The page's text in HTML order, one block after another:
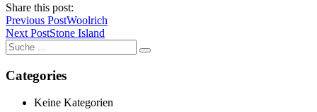
Share this post:
Previous PostWoolrich
Next PostStone Island
Categories
Keine Kategorien